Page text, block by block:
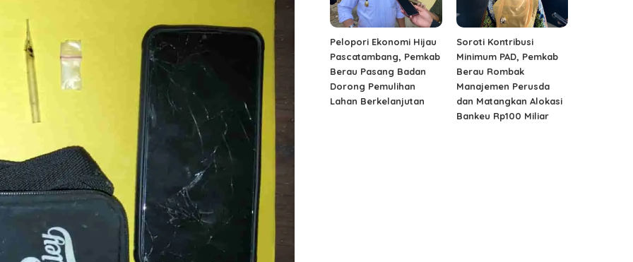
Pelopori Ekonomi Hijau
Pascatambang, Pemkab
Berau Pasang Badan
Dorong Pemulihan
Lahan Berkelanjutan
Soroti Kontribusi
Minimum PAD, Pemkab
Berau Rombak
Manajemen Perusda
dan Matangkan Alokasi
Bankeu Rp100 Miliar